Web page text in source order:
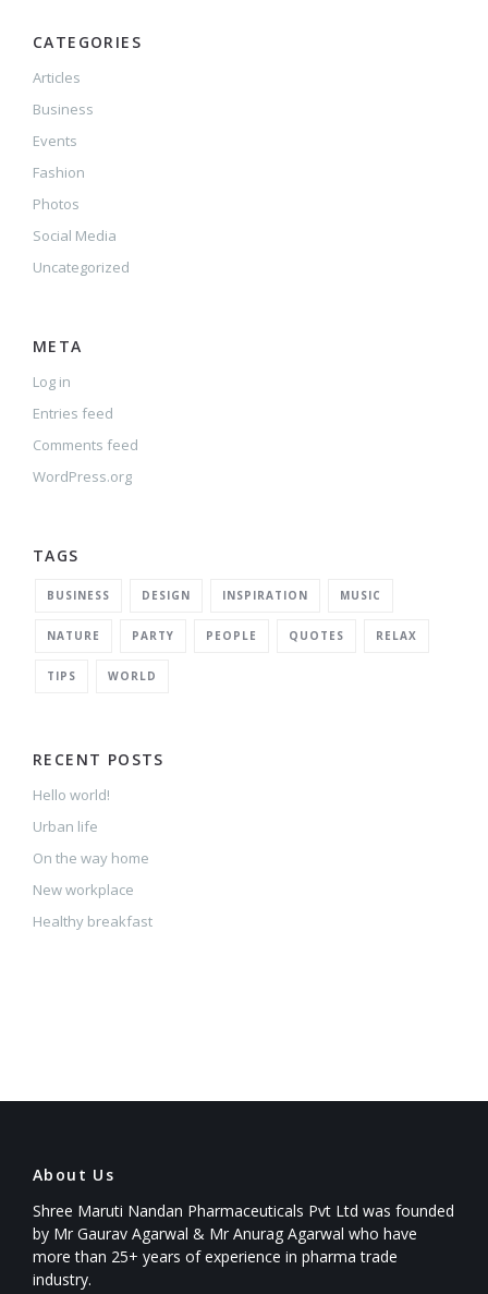
CATEGORIES
Articles
Business
Events
Fashion
Photos
Social Media
Uncategorized
META
Log in
Entries feed
Comments feed
WordPress.org
TAGS
BUSINESS DESIGN INSPIRATION MUSIC
NATURE PARTY PEOPLE QUOTES RELAX
TIPS WORLD
RECENT POSTS
Hello world!
Urban life
On the way home
New workplace
Healthy breakfast
About Us
Shree Maruti Nandan Pharmaceuticals Pvt Ltd was founded
by Mr Gaurav Agarwal & Mr Anurag Agarwal who have
more than 25+ years of experience in pharma trade
industry.